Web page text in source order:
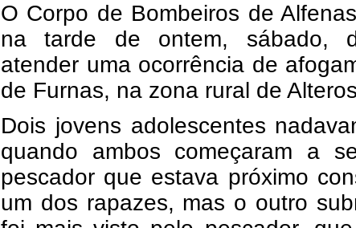
O Corpo de Bombeiros de
na tarde de ontem, sábado,
atender uma ocorrência de
de Furnas, na zona rural de
Dois jovens adolescentes
quando ambos começaram a
pescador que estava próximo
um dos rapazes, mas o outro